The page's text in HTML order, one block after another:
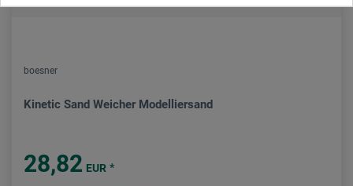
boesner
Kinetic Sand Weicher Modelliersand
28,82 EUR *